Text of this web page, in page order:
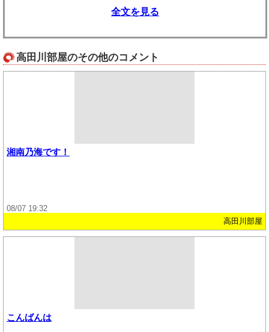
全文を見る
高田川部屋のその他のコメント
湘南乃海です！
08/07 19:32
高田川部屋
こんばんは